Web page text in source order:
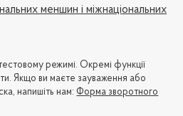
меншин і міжнаціональних
режимі. Окремі функції
Якщо ви маєте зауваження або
напишіть нам: Форма зворотного